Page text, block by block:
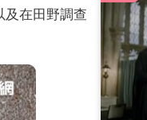
及在田野調查